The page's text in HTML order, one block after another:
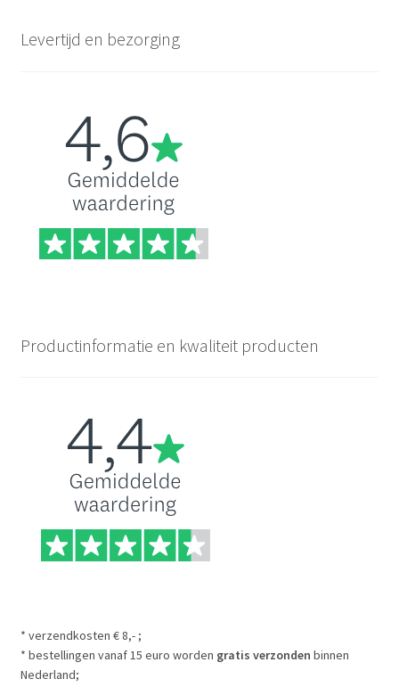
Levertijd en bezorging
Productinformatie en kwaliteit producten
* verzendkosten € 8,- ;
* bestellingen vanaf 15 euro worden gratis verzonden binnen
Nederland;